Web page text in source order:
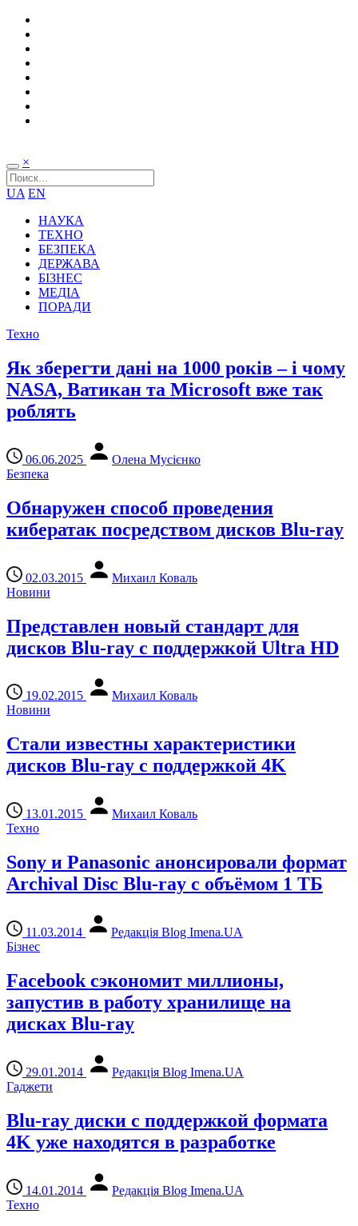
×
UA EN
НАУКА
ТЕХНО
БЕЗПЕКА
ДЕРЖАВА
БІЗНЕС
МЕДІА
ПОРАДИ
Техно
Як зберегти дані на 1000 років – і чому
NASA, Ватикан та Microsoft вже так
роблять
06.06.2025
Олена Мусієнко
Безпека
Обнаружен способ проведения
кибератак посредством дисков Blu-ray
02.03.2015
Михаил Коваль
Новини
Представлен новый стандарт для
дисков Blu-ray с поддержкой Ultra HD
19.02.2015
Михаил Коваль
Новини
Стали известны характеристики
дисков Blu-ray с поддержкой 4K
13.01.2015
Михаил Коваль
Техно
Sony и Panasonic анонсировали формат
Archival Disc Blu-ray с объёмом 1 ТБ
11.03.2014
Редакція Blog Imena.UA
Бізнес
Facebook сэкономит миллионы,
запустив в работу хранилище на
дисках Blu-ray
29.01.2014
Редакція Blog Imena.UA
Гаджети
Blu-ray диски с поддержкой формата
4K уже находятся в разработке
14.01.2014
Редакція Blog Imena.UA
Техно